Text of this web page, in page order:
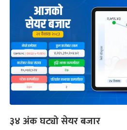
३४ अंक घट्यो सेयर बजार